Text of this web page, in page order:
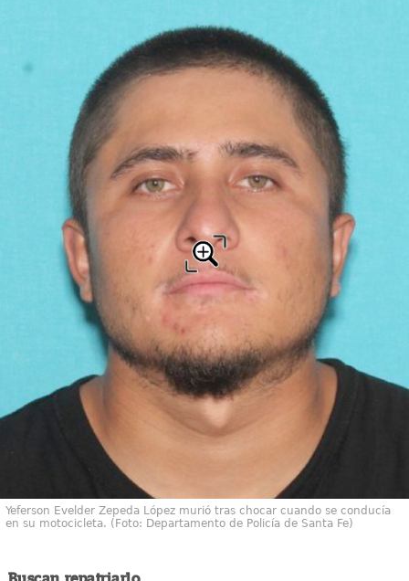
Yeferson Evelder Zepeda López murió tras chocar cuando se conducía
en su motocicleta. (Foto: Departamento de Policía de Santa Fe)